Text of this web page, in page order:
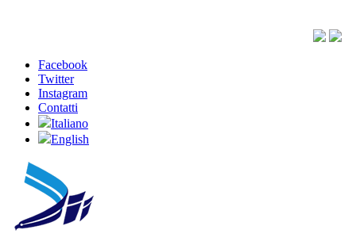
Facebook
Twitter
Instagram
Contatti
Italiano
English